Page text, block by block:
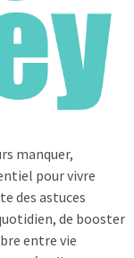
manquer,
pour vivre
des astuces
de booster
entre vie